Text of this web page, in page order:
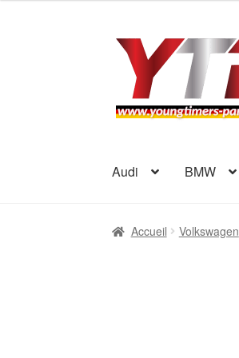
Aller
navigation
Aller
contenu
Audi BMW
Accueil Volkswagen